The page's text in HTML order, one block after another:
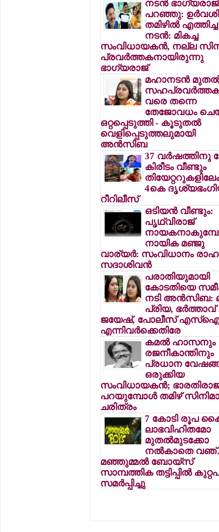
നടന്‍ ഭാഗ്യരാജ്
പറഞ്ഞു:
തമിഴില്‍ എത്തിച്ച
നടന്‍: മികച്ച
സംവിധായകന്‍, നല്ല
പ്രവര്‍ത്തകനായിരുന്നു
ഭാഗ്യരാജ്
മഹാനടന്‍
വരെ തന്നെ
തേജോവധം
ഒറ്റപ്പെടുത്തി - കൂടുതല്‍
വെളിപ്പെടുത്തലുമായി
അന്‍സിബ
37 വര്‍ഷത്തിനു
കിരീടം വീണ്ടും
4കെ
റീറിലീസ്
ഒടിയന്‍ വീണ്ടും:
പൃഥ്വിരാജ്
നായിക മഞ്ജു
വാര്യര്‍: സംവിധാനം
സദാശിവന്‍
പരാതിയുമായി
കോടതിയെ
നടി അന്‍സിബ:
പ്രിയ, ഭര്‍ത്താവ്
ജയേഷ്, പോലീസ്
എന്നിവര്‍ക്കെതിരേ
കമല്‍ ഹാസനും
രജനീകാന്തിനും
പ്രധാന
ഒരുക്കിയ
സംവിധായകന്‍; ഭാരതിരാജ
പറയുമ്പോള്‍ തമിഴ്
ചരിത്രം
7 കോടി രൂപ
ലാഭവിഹിതമോ
മുതല്‍മുടക്കോ
നല്‍കാതെ
മഞ്ഞുമ്മല്‍ ബോയ്‌സ്
സാമ്പത്തിക തട്ടിപ്പില്‍
സമര്‍പ്പിച്ചു